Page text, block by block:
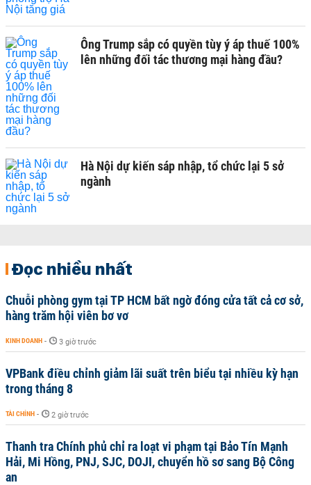
Ông Trump sắp có quyền tùy ý áp thuế 100%
lên những đối tác thương mại hàng đầu?
Hà Nội dự kiến sáp nhập, tổ chức lại 5 sở
ngành
Đọc nhiều nhất
Chuỗi phòng gym tại TP HCM bất ngờ đóng cửa tất cả cơ sở,
hàng trăm hội viên bơ vơ
KINH DOANH - 3 giờ trước
VPBank điều chỉnh giảm lãi suất trên biểu tại nhiều kỳ hạn
trong tháng 8
TÀI CHÍNH - 2 giờ trước
Thanh tra Chính phủ chỉ ra loạt vi phạm tại Bảo Tín Mạnh
Hải, Mi Hồng, PNJ, SJC, DOJI, chuyển hồ sơ sang Bộ Công
an